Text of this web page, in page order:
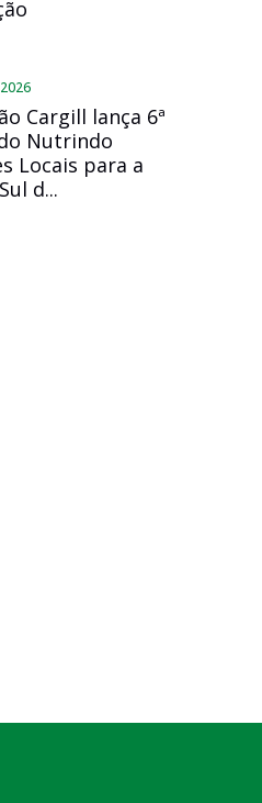
Cargill lança 6ª
Nutrindo
Locais para a
d...